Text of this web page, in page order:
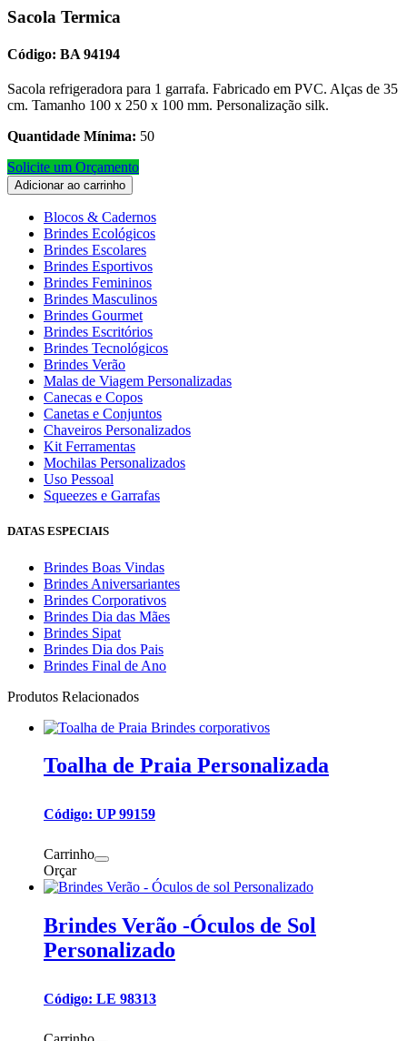
Sacola Termica
Código: BA 94194
Sacola refrigeradora para 1 garrafa. Fabricado em PVC. Alças de 35
cm. Tamanho 100 x 250 x 100 mm. Personalização silk.
Quantidade Mínima: 50
Solicite um Orçamento
Adicionar ao carrinho
Blocos & Cadernos
Brindes Ecológicos
Brindes Escolares
Brindes Esportivos
Brindes Femininos
Brindes Masculinos
Brindes Gourmet
Brindes Escritórios
Brindes Tecnológicos
Brindes Verão
Malas de Viagem Personalizadas
Canecas e Copos
Canetas e Conjuntos
Chaveiros Personalizados
Kit Ferramentas
Mochilas Personalizados
Uso Pessoal
Squeezes e Garrafas
DATAS ESPECIAIS
Brindes Boas Vindas
Brindes Aniversariantes
Brindes Corporativos
Brindes Dia das Mães
Brindes Sipat
Brindes Dia dos Pais
Brindes Final de Ano
Produtos Relacionados
Toalha de Praia Personalizada
Código: UP 99159
Carrinho
Orçar
Brindes Verão -Óculos de Sol
Personalizado
Código: LE 98313